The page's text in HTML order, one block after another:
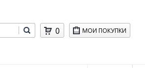
МОИ ПОКУПКИ
0